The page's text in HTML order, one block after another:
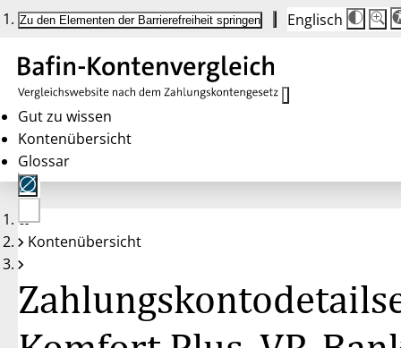
Zu den Elementen der Barrierefreiheit springen Englisch
Die
auf
100
100
Gut zu wissen
Kontenübersicht
Glossar
Keine
Konten
Kontenübersicht